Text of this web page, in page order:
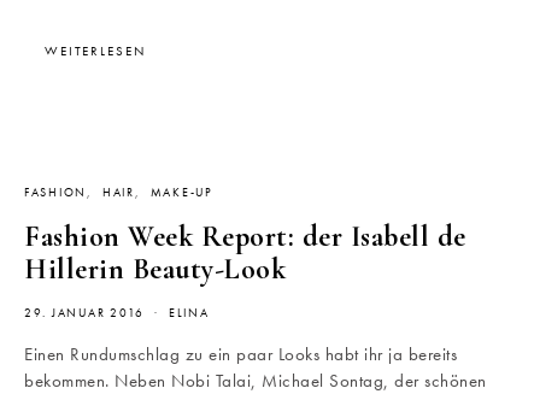
WEITERLESEN
FASHION HAIR MAKE-UP
Fashion Week Report: der Isabell de
Hillerin Beauty-Look
29. JANUAR 2016 ELINA
Einen Rundumschlag zu ein paar Looks habt ihr ja bereits
bekommen. Neben Nobi Talai, Michael Sontag, der schönen